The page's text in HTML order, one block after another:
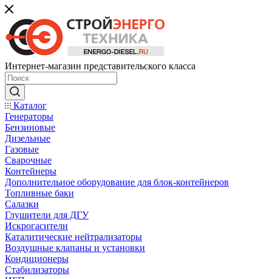
Интернет-магазин представительского класса
Каталог
Генераторы
Бензиновые
Дизельные
Газовые
Сварочные
Контейнеры
Дополнительное оборудование для блок-контейнеров
Топливные баки
Салазки
Глушители для ДГУ
Искрогасители
Каталитические нейтрализаторы
Воздушные клапаны и установки
Кондиционеры
Стабилизаторы